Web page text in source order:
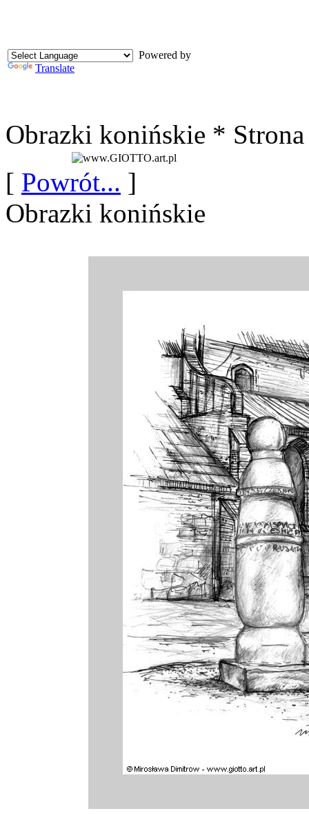
Powered by
Translate
Obrazki konińskie *
[ Powrót... ]
Obrazki konińskie